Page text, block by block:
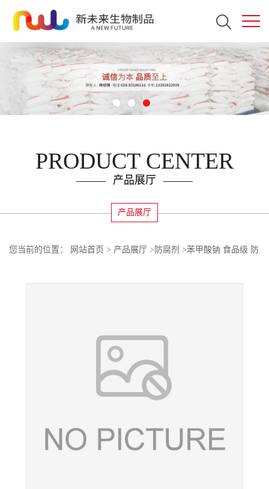
PRODUCT CENTER
产品展厅
产品展厅
您当前的位置： 网站首页 > 产品展厅 > 防腐剂 >苯甲酸钠 食品级 防